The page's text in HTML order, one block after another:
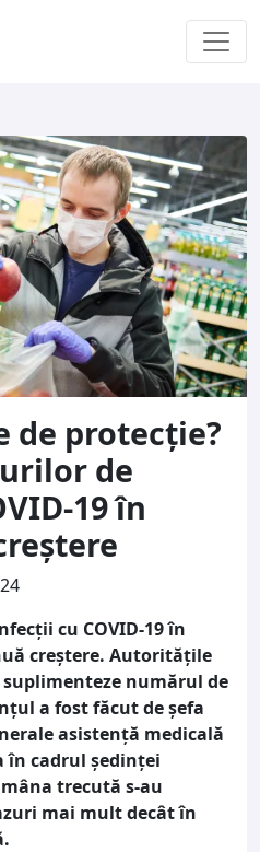
de protecție?
de
19 în
cu COVID-19 în
creștere. Autoritățile
numărul de
a fost făcut de șefa
asistență medicală
în cadrul ședinței
trecută s-au
mai mult decât în